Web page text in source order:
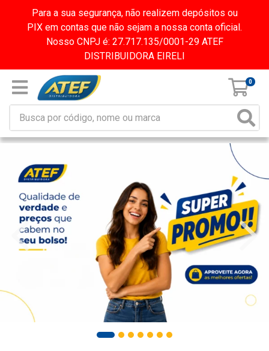
Para a sua segurança, não realizem depósitos ou
PIX em contas que não sejam a nossa conta oficial.
Nosso CNPJ é: 27.717.135/0001-29 ATEF
DISTRIBUIDORA EIRELI
0